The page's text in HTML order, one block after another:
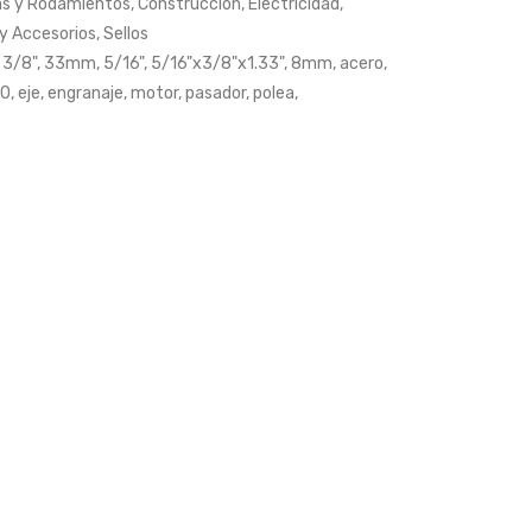
63mm)
y Rodamientos,Construcción, Electricidad,
Accesorios,Sellos
3/8", 33mm, 5/16", 5/16"x3/8"x1.33",8mm,acero,
,eje,engranaje,motor,pasador,polea,